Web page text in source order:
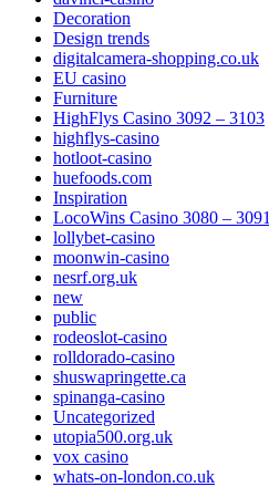
Decoration
Design trends
digitalcamera-shopping.co.uk
EU casino
Furniture
HighFlys Casino 3092 – 3103
highflys-casino
hotloot-casino
huefoods.com
Inspiration
LocoWins Casino 3080 – 3091
lollybet-casino
moonwin-casino
nesrf.org.uk
new
public
rodeoslot-casino
rolldorado-casino
shuswapringette.ca
spinanga-casino
Uncategorized
utopia500.org.uk
vox casino
whats-on-london.co.uk